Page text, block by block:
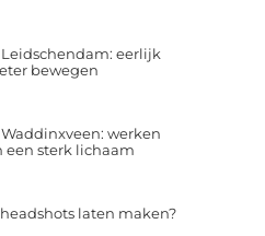
eerlijk
bewegen
werken
een sterk lichaam
laten maken?